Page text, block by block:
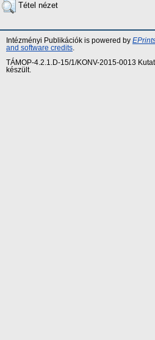
Tétel nézet
Intézményi Publikációk is powered by
and software credits
TÁMOP-4.2.1.D-15/1/KONV-2015-0013
készült.